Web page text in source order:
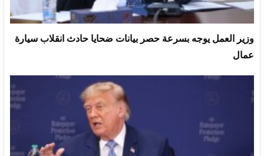
وزير العمل يوجه بسرعة حصر بيانات ضحايا حادث انقلاب سيارة
عمال